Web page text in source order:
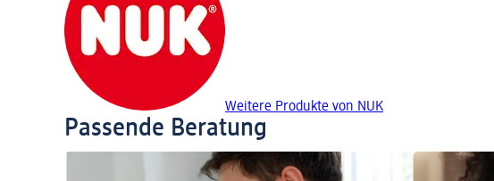
Weitere Produkte von NUK
Passende Beratung